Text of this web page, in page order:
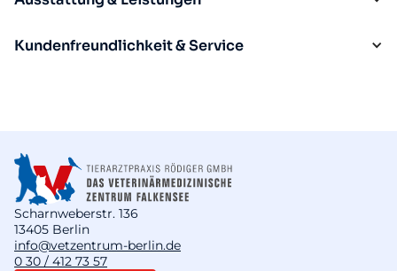
Kundenfreundlichkeit & Service
Scharnweberstr. 136
13405 Berlin
info@vetzentrum-berlin.de
0 30 / 412 73 57